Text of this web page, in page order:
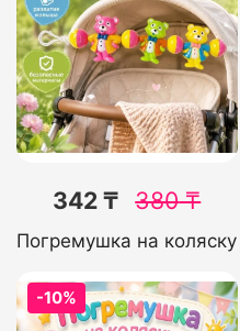
342 ₸ 380₸
Погремушка на коляску
-10%